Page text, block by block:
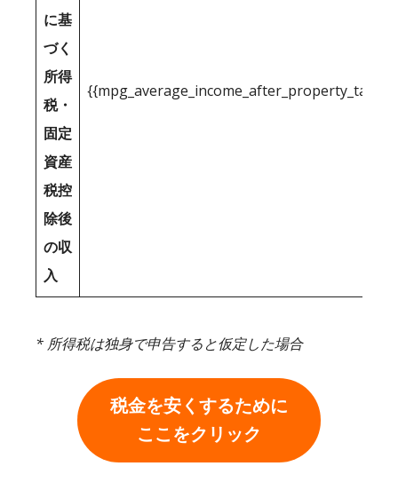
に基
づく
所得
税・
固定
資産
税控
除後
の収
入
* 所得税は独身で申告すると仮定した場合
税金を安くするために
ここをクリック